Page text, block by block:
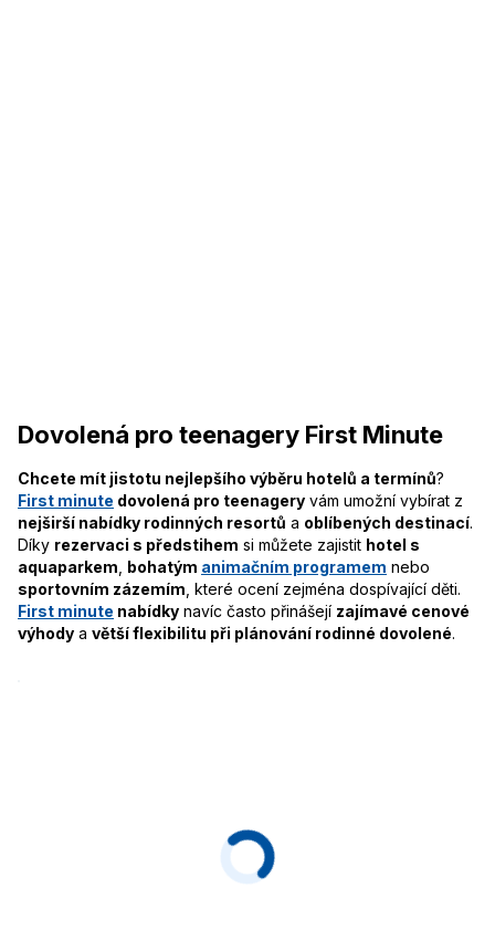
Dovolená pro teenagery First Minute
Chcete mít jistotu nejlepšího výběru hotelů a termínů?
First minute dovolená pro teenagery vám umožní vybírat z
nejširší nabídky rodinných resortů a oblíbených destinací.
Díky rezervaci s předstihem si můžete zajistit hotel s
aquaparkem bohatým animačním programem nebo
sportovním zázemím , které ocení zejména dospívající děti.
First minute nabídky navíc často přinášejí zajímavé cenové
výhody a větší flexibilitu při plánování rodinné dovolené.